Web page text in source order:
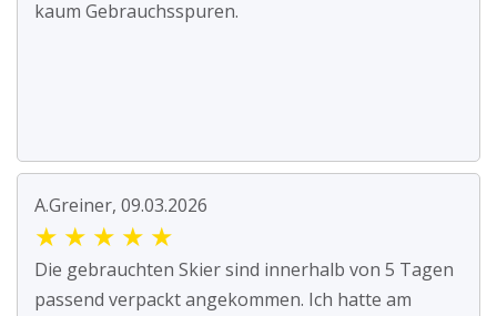
kaum Gebrauchsspuren.
A.Greiner, 09.03.2026
★ ★ ★ ★ ★
Die gebrauchten Skier sind innerhalb von 5 Tagen
passend verpackt angekommen. Ich hatte am